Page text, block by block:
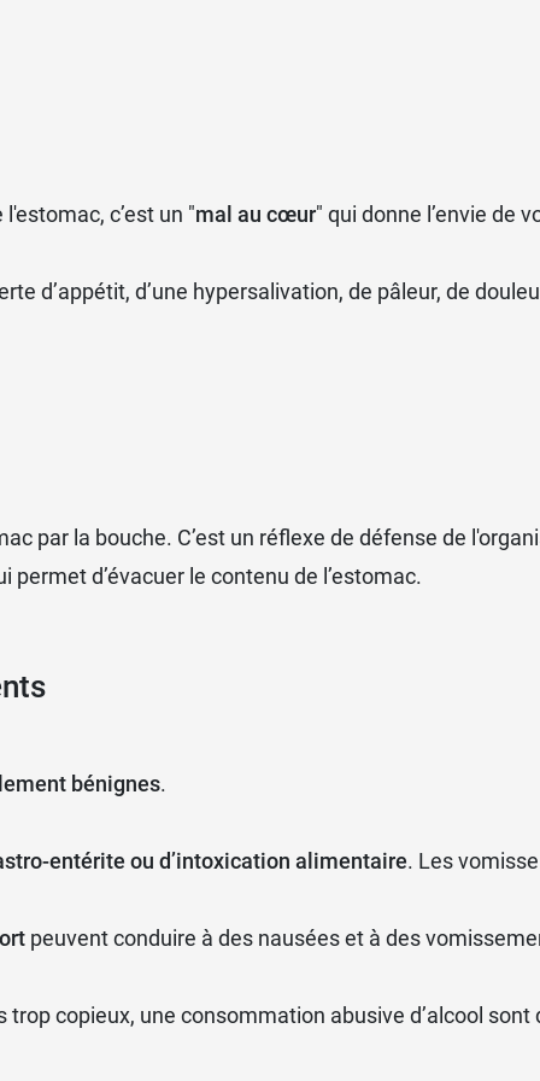
abdominales, vous pouvez prendre duSpasfon
c’est un "mal au cœur" qui donne l’envie de
d’appétit, d’une hypersalivation, de pâleur, de
par la bouche. C’est un réflexe de défense de
permet d’évacuer le contenu de l’estomac.
bénignes.
entérite ou d’intoxication alimentaire. Les
peuvent conduire à des nausées et à des
trop copieux, une consommation abusive d’alcool